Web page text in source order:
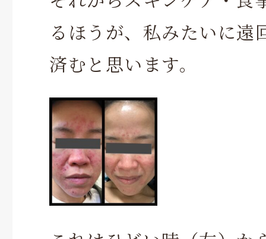
るほうが、私みたいに遠
済むと思います。